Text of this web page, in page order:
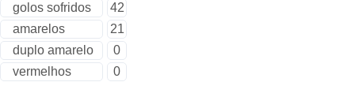
golos sofridos
42
amarelos
21
duplo amarelo
0
vermelhos
0